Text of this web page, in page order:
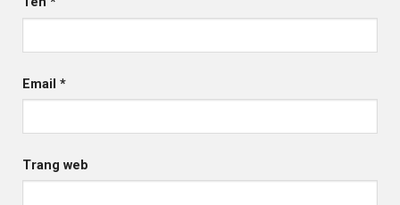
Email *
Trang web